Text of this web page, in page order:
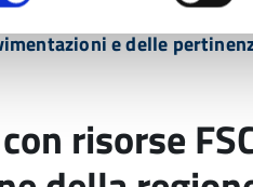
e delle
risorse